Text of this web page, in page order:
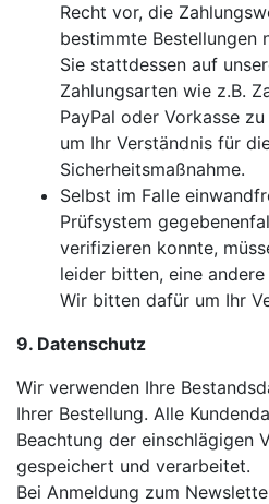
Recht vor, die
bestimmte Bestellungen
Sie stattdessen auf
Zahlungsarten wie z.B.
PayPal oder Vorkasse
um Ihr Verständnis für
Sicherheitsmaßnahme.
Selbst im Falle
Prüfsystem
verifizieren konnte,
leider bitten, eine
Wir bitten dafür um Ihr
9. Datenschutz
Wir verwenden Ihre
Ihrer Bestellung. Alle
Beachtung der einschlägigen
gespeichert und verarbeitet.
Bei Anmeldung zum